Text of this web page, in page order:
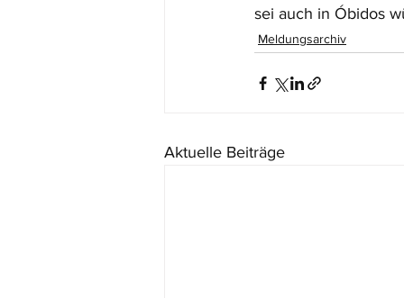
sei auch in Óbidos
Meldungsarchiv
Aktuelle Beiträge